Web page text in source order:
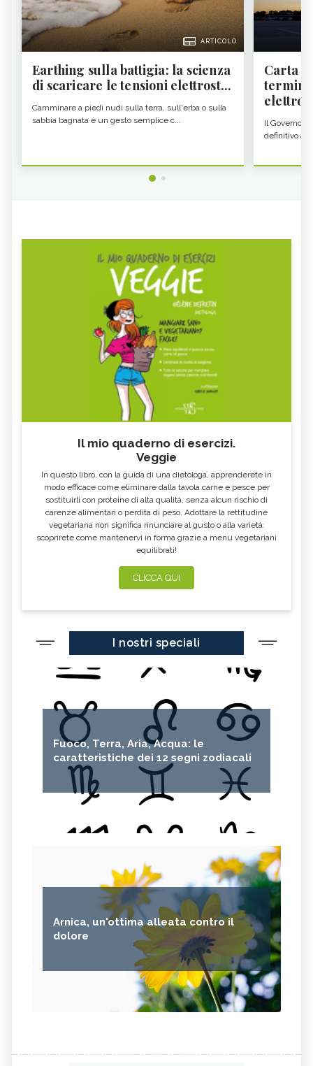
ARTICOLO
Earthing sulla battigia: la scienza
di scaricare le tensioni elettrost...
Camminare a piedi nudi sulla terra, sull'erba o sulla
sabbia bagnata è un gesto semplice c...
Carta
Il Governo
definitivo
Il mio quaderno di esercizi.
Veggie
In questo libro, con la guida di una dietologa, apprenderete in
modo efficace come eliminare dalla tavola carne e pesce per
sostituirli con proteine di alta qualità, senza alcun rischio di
carenze alimentari o perdita di peso. Adottare la rettitudine
vegetariana non significa rinunciare al gusto o alla varietà:
scoprirete come mantenervi in forma grazie a menu vegetariani
equilibrati!
CLICCA QUI
I nostri speciali
Fuoco, Terra, Aria, Acqua: le
caratteristiche dei 12 segni zodiacali
Arnica, un'ottima alleata contro il
dolore